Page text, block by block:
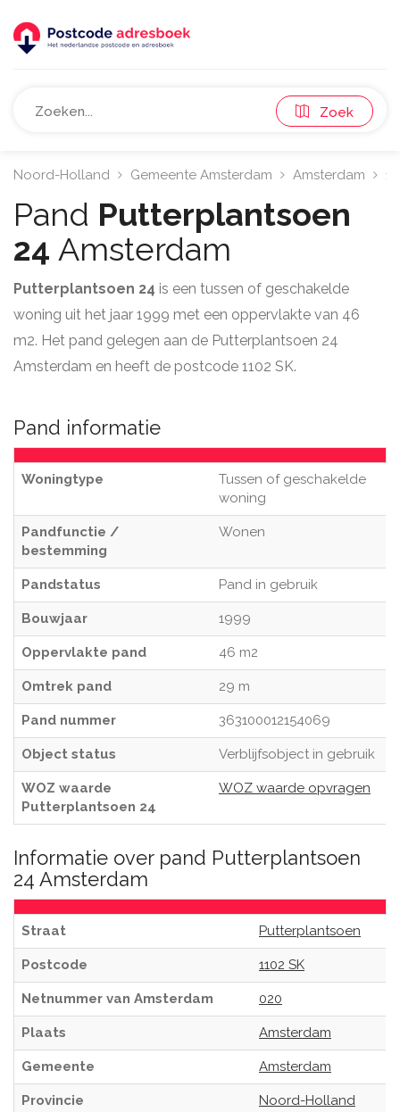
Zoek
Noord-Holland Gemeente Amsterdam Amsterdam
Pand Putterplantsoen
24 Amsterdam
Putterplantsoen 24 is een tussen of geschakelde
woning uit het jaar 1999 met een oppervlakte van 46
m2. Het pand gelegen aan de Putterplantsoen 24
Amsterdam en heeft de postcode 1102 SK.
Pand informatie
Woningtype
Tussen of geschakelde
woning
Pandfunctie /
bestemming
Wonen
Pandstatus Pand in gebruik
Bouwjaar 1999
Oppervlakte pand 46 m2
Omtrek pand 29 m
Pand nummer 363100012154069
Object status Verblijfsobject in gebruik
WOZ waarde
Putterplantsoen 24
WOZ waarde opvragen
Informatie over pand Putterplantsoen
24 Amsterdam
Straat Putterplantsoen
Postcode 1102 SK
Netnummer van Amsterdam 020
Plaats Amsterdam
Gemeente Amsterdam
Provincie Noord-Holland